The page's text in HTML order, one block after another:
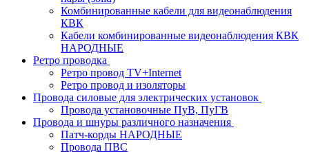
Комбинированные кабели для видеонаблюдения
КВК
Кабели комбинированные видеонаблюдения КВК
НАРОДНЫЕ
Ретро проводка
Ретро провод TV+Internet
Ретро провод и изоляторы
Провода силовые для электрических установок
Провода установочные ПуВ, ПуГВ
Провода и шнуры различного назначения
Патч-корды НАРОДНЫЕ
Провода ПВС